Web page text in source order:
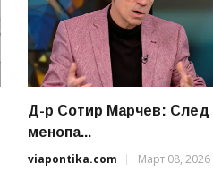
Д-р Сотир Марчев: След
менопа...
viapontika.com
Март 08, 2026